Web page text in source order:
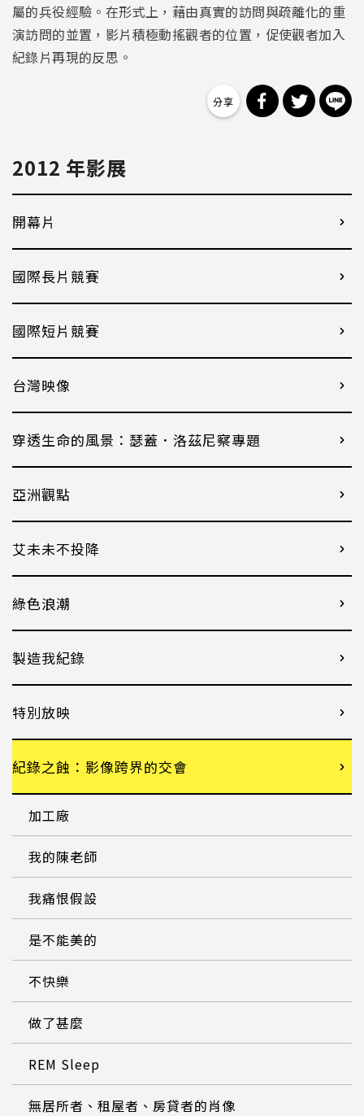
屬的兵役經驗。在形式上，藉由真實的訪問與疏離化的重
演訪問的並置，影片積極動搖觀者的位置，促使觀者加入
紀錄片再現的反思。
分享到分享到
2012 年影展
開幕片
國際長片競賽
國際短片競賽
台灣映像
穿透生命的風景：瑟蓋．洛茲尼察專題
亞洲觀點
艾未未不投降
綠色浪潮
製造我紀錄
特別放映
紀錄之蝕：影像跨界的交會
加工廠
我的陳老師
我痛恨假設
是不能美的
不快樂
做了甚麼
REM Sleep
無居所者、租屋者、房貸者的肖像